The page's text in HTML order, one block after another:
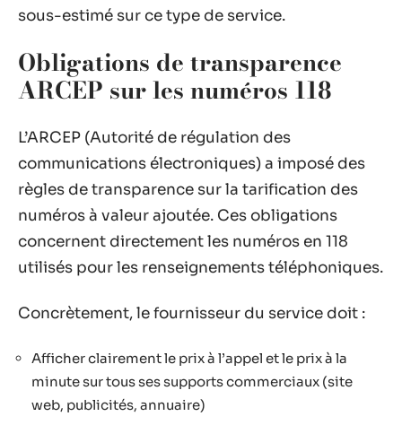
sous-estimé sur ce type de service.
Obligations de transparence
ARCEP sur les numéros 118
L’ARCEP (Autorité de régulation des
communications électroniques) a imposé des
règles de transparence sur la tarification des
numéros à valeur ajoutée. Ces obligations
concernent directement les numéros en 118
utilisés pour les renseignements téléphoniques.
Concrètement, le fournisseur du service doit :
Afficher clairement le prix à l’appel et le prix à la
minute sur tous ses supports commerciaux (site
web, publicités, annuaire)